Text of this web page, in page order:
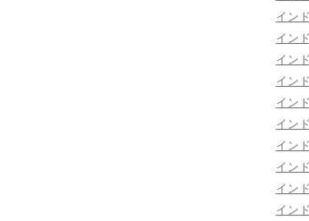
イン
イン
イン
イン
イン
イン
イン
イン
イン
イン